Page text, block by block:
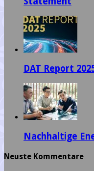
DAT Report
Nachhaltige
Neuste Kommentare